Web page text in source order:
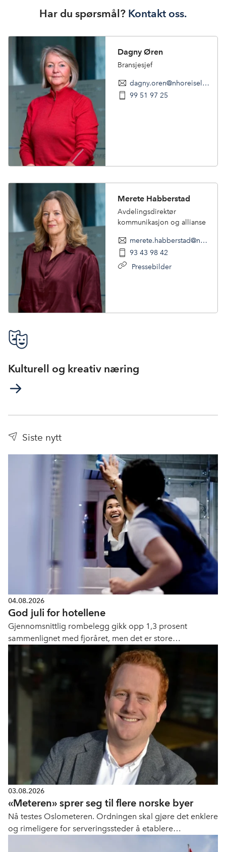
Har du spørsmål? Kontakt oss.
Dagny Øren
Bransjesjef
dagny.oren@nhoreiseliv.no
99 51 97 25
Merete Habberstad
Avdelingsdirektør
kommunikasjon og allianse
merete.habberstad@nhoreiseliv.no
93 43 98 42
Pressebilder
Kulturell og kreativ næring
Siste nytt
04.08.2026
God juli for hotellene
Gjennomsnittlig rombelegg gikk opp 1,3 prosent
sammenlignet med fjoråret, men det er store
geografiske forskjeller.
03.08.2026
«Meteren» sprer seg til flere norske byer
Nå testes Oslometeren. Ordningen skal gjøre det enklere
og rimeligere for serveringssteder å etablere